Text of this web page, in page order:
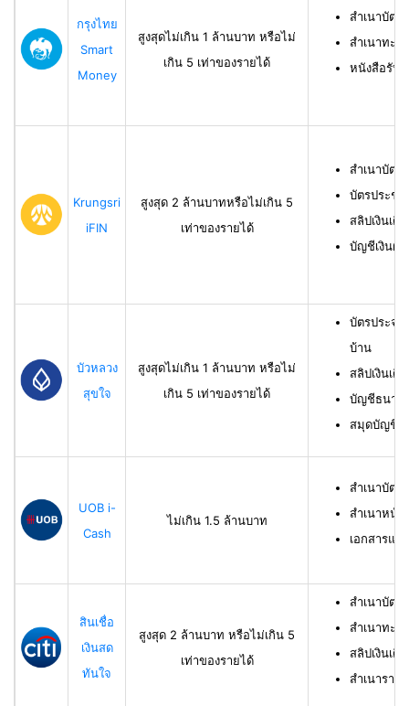
กรุงไทย
Smart
Money
สูงสุดไม่เกิน 1 ล้านบาท หรือไม่
เกิน 5 เท่าของรายได้
สำเนาบัตร
สำเนาทะเ
หนังสือรับร
Krungsri
iFIN
สูงสุด 2 ล้านบาทหรือไม่เกิน 5
เท่าของรายได้
สำเนาบัตร
บัตรประช
สลิปเงินเดื
บัญชีเงินฝา
บัวหลวง
สุขใจ
สูงสุดไม่เกิน 1 ล้านบาท หรือไม่
เกิน 5 เท่าของรายได้
บัตรประจำ
บ้าน
สลิปเงินเดื
บัญชีธนาคา
สมุดบัญชีธ
UOB i-
Cash
ไม่เกิน 1.5 ล้านบาท
สำเนาบัตร
สำเนาหน้
เอกสารแส
สินเชื่อ
เงินสด
ทันใจ
สูงสุด 2 ล้านบาท หรือไม่เกิน 5
เท่าของรายได้
สำเนาบัตร
สำเนาทะเ
สลิปเงินเดื
สำเนาราย